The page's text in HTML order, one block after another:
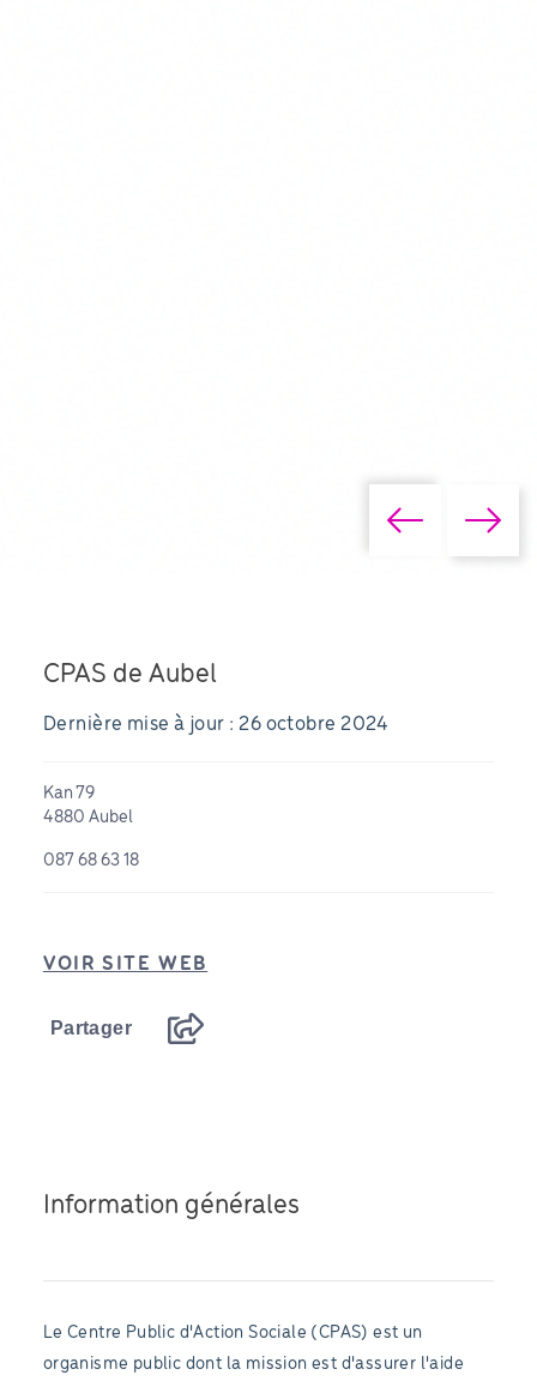
CPAS de Aubel
Dernière mise à jour : 26 octobre 2024
Kan 79
4880 Aubel
087 68 63 18
VOIR SITE WEB
Partager
Information générales
Le Centre Public d'Action Sociale (CPAS) est un
organisme public dont la mission est d'assurer l'aide